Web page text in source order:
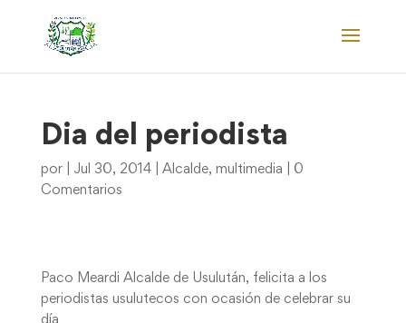
Dia del periodista
por Jul 30, 2014| Alcalde, multimedia
0
Comentarios
Paco Meardi Alcalde de Usulután, felicita a los
periodistas usulutecos con ocasión de celebrar su
día